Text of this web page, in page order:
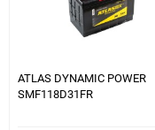
ATLAS DYNAMIC POWER
SMF118D31FR